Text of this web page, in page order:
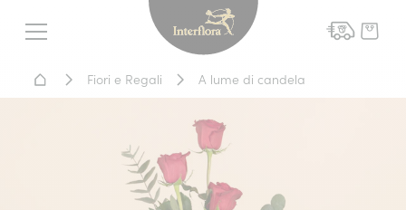
Menu
Interflora - fiori a
Home - Fiori a domicilio
Fiori e Regali A lume di candela